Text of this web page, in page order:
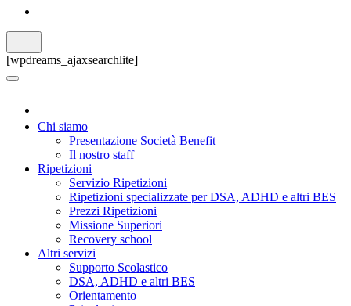
[wpdreams_ajaxsearchlite]
Chi siamo
Presentazione Società Benefit
Il nostro staff
Ripetizioni
Servizio Ripetizioni
Ripetizioni specializzate per DSA, ADHD e altri BES
Prezzi Ripetizioni
Missione Superiori
Recovery school
Altri servizi
Supporto Scolastico
DSA, ADHD e altri BES
Orientamento